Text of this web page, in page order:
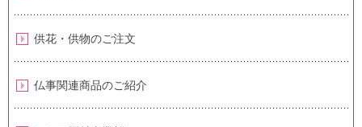
供花・供物のご注文
仏事関連商品のご紹介